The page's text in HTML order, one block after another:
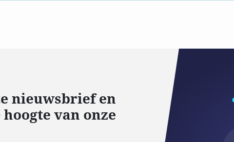
nieuwsbrief en
van onze